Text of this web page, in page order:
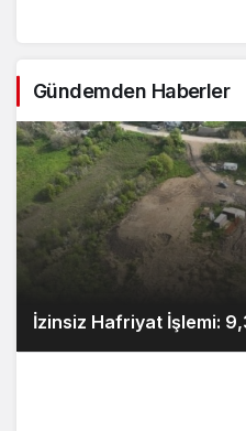
Gündemden Haberler
İzinsiz Hafriyat İşlemi: